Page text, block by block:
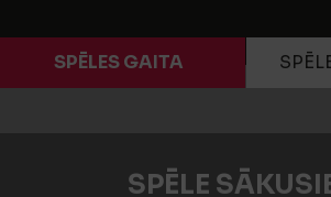
SPĒLES GAITA
SPĒLE